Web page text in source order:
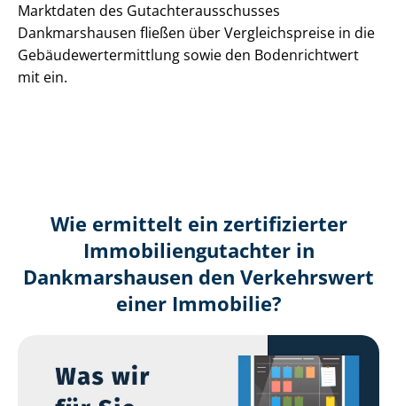
Marktdaten des Gut­ach­ter­aus­schus­ses
Dankmarshausen fließen über Ver­gleichs­prei­se in die
Ge­bäu­de­wert­ermitt­lung sowie den Bodenrichtwert
mit ein.
Wie ermittelt ein zertifizierter
Immobilien­gutachter in
Dankmarshausen den Verkehrswert
einer Immobilie?